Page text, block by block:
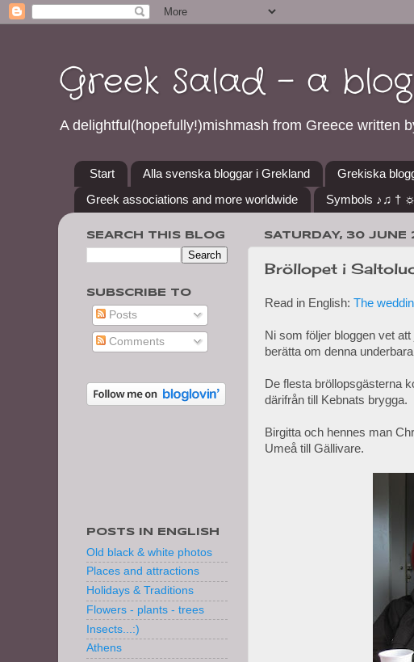
Greek Salad - a
A delightful(hopefully!)mishmash from Greece written
Start Alla svenska bloggar i Grekland Grekiska
Greek associations and more worldwide
Symbols ♪♫ †
SATURDAY, 30 JUNE
Bröllopet i
Read in English: The
Ni som följer bloggen vet
berätta om denna
De flesta bröllopsgästerna
därifrån till Kebnats brygga.
Birgitta och hennes man
Umeå till Gällivare.
SEARCH THIS BLOG
SUBSCRIBE TO
Posts
Comments
POSTS IN ENGLISH
Old black & white photos
Places and attractions
Holidays & Traditions
Flowers - plants - trees
Insects...:)
Athens